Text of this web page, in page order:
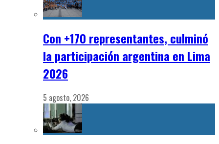
Con +170 representantes, culminó
la participación argentina en Lima
2026
5 agosto, 2026